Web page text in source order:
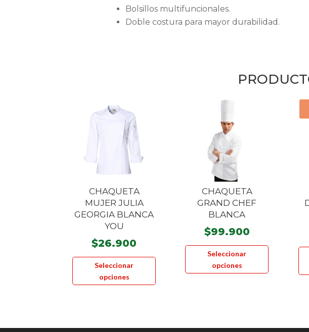
Bolsillos multifuncionales.
Doble costura para mayor durabilidad.
CHAQUETA
MUJER JULIA
GEORGIA BLANCA
YOU
$26.900
Seleccionar
opciones
Este
tiene
CHAQUETA
GRAND CHEF
BLANCA
$99.900
Seleccionar
opciones
Este
tiene